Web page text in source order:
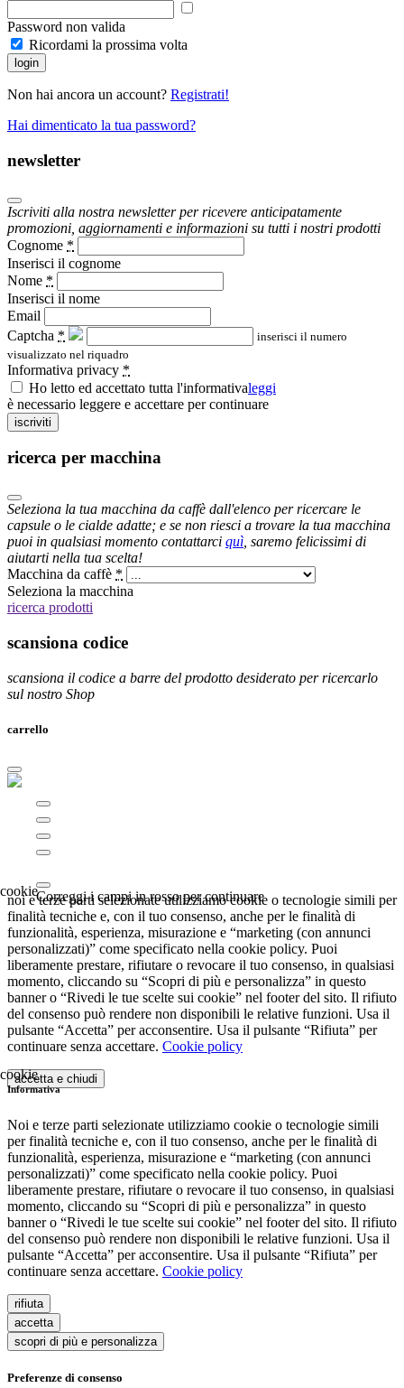
Password non valida
Ricordami la prossima volta
login
Non hai ancora un account? Registrati!
Hai dimenticato la tua password?
newsletter
Iscriviti alla nostra newsletter per ricevere anticipatamente
promozioni, aggiornamenti e informazioni su tutti i nostri prodotti
Cognome *
Inserisci il cognome
Nome *
Inserisci il nome
Email
Captcha *
inserisci il numero
visualizzato nel riquadro
Informativa privacy *
Ho letto ed accettato tutta l'informativaleggi
è necessario leggere e accettare per continuare
iscriviti
ricerca per macchina
Seleziona la tua macchina da caffè dall'elenco per ricercare le
capsule o le cialde adatte; e se non riesci a trovare la tua macchina
puoi in qualsiasi momento contattarci quì , saremo felicissimi di
aiutarti nella tua scelta!
Macchina da caffè *
Seleziona la macchina
ricerca prodotti
scansiona codice
scansiona il codice a barre del prodotto desiderato per ricercarlo
sul nostro Shop
carrello
Correggi i campi in rosso per continuare
noi e terze parti selezionate utilizziamo cookie o tecnologie simili per
finalità tecniche e, con il tuo consenso, anche per le finalità di
funzionalità, esperienza, misurazione e “marketing (con annunci
personalizzati)” come specificato nella cookie policy. Puoi
liberamente prestare, rifiutare o revocare il tuo consenso, in qualsiasi
momento, cliccando su “Scopri di più e personalizza” in questo
banner o “Rivedi le tue scelte sui cookie” nel footer del sito. Il rifiuto
del consenso può rendere non disponibili le relative funzioni. Usa il
pulsante “Accetta” per acconsentire. Usa il pulsante “Rifiuta” per
continuare senza accettare. Cookie policy
accetta e chiudi
Informativa
Noi e terze parti selezionate utilizziamo cookie o tecnologie simili
per finalità tecniche e, con il tuo consenso, anche per le finalità di
funzionalità, esperienza, misurazione e “marketing (con annunci
personalizzati)” come specificato nella cookie policy. Puoi
liberamente prestare, rifiutare o revocare il tuo consenso, in qualsiasi
momento, cliccando su “Scopri di più e personalizza” in questo
banner o “Rivedi le tue scelte sui cookie” nel footer del sito. Il rifiuto
del consenso può rendere non disponibili le relative funzioni. Usa il
pulsante “Accetta” per acconsentire. Usa il pulsante “Rifiuta” per
continuare senza accettare. Cookie policy
rifiuta
accetta
scopri di più e personalizza
Preferenze di consenso